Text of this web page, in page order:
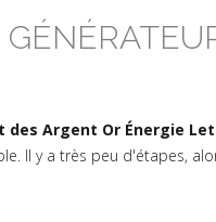
Argent Or Énergie
Il y a très peu d'étapes,